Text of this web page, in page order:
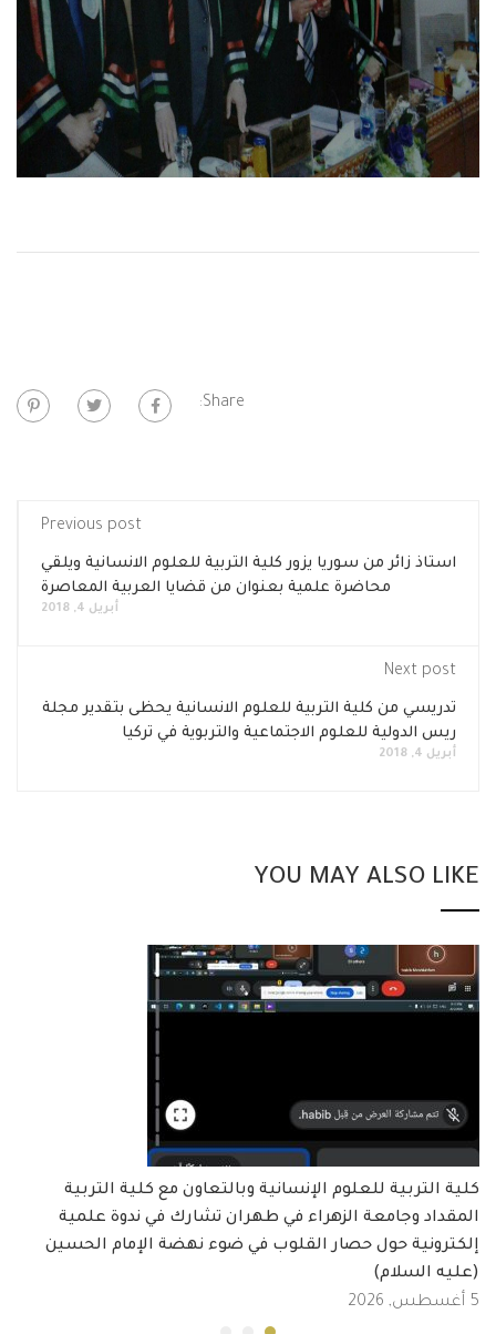
Share:
Previous post
استاذ زائر من سوريا يزور كلية التربية للعلوم الانسانية ويلقي
محاضرة علمية بعنوان من قضايا العربية المعاصرة
أبريل 4, 2018
Next post
تدريسي من كلية التربية للعلوم الانسانية يحظى بتقدير مجلة
ريس الدولية للعلوم الاجتماعية والتربوية في تركيا
أبريل 4, 2018
YOU MAY ALSO LIKE
كلية التربية للعلوم الإنسانية وبالتعاون مع كلية التربية
المقداد وجامعة الزهراء في طهران تشارك في ندوة علمية
إلكترونية حول حصار القلوب في ضوء نهضة الإمام الحسين
(عليه السلام)
5 أغسطس, 2026